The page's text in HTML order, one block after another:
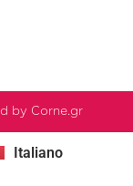
by Corne.gr
Italiano